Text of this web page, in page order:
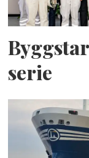
serie